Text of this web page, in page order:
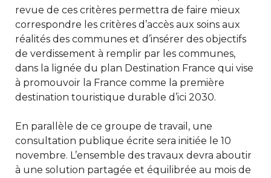
revue de ces critères permettra de faire mieux
correspondre les critères d’accès aux soins aux
réalités des communes et d’insérer des objectifs
de verdissement à remplir par les communes,
dans la lignée du plan Destination France qui vise
à promouvoir la France comme la première
destination touristique durable d’ici 2030.
En parallèle de ce groupe de travail, une
consultation publique écrite sera initiée le 10
novembre. L’ensemble des travaux devra aboutir
à une solution partagée et équilibrée au mois de